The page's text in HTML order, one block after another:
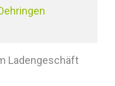
Ladengeschäft